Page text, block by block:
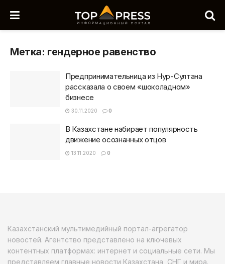
Метка: гендерное равенство
Предпринимательница из Нур-Султана
рассказала о своем «шоколадном»
бизнесе
30.11.2020 0
В Казахстане набирает популярность
движение осознанных отцов
13.11.2020 0
Казахстанский мультимедийный портал-агрегатор
новостей. Агентство представлено на ключевых
контентных платформах: интернет и социальные сети. Мы
представляем главные новости Казахстана, СНГ и мира.